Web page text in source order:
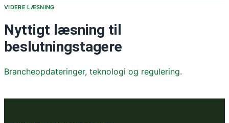
VIDERE LÆSNING
Nyttigt læsning til
beslutningstagere
Brancheopdateringer, teknologi og regulering.